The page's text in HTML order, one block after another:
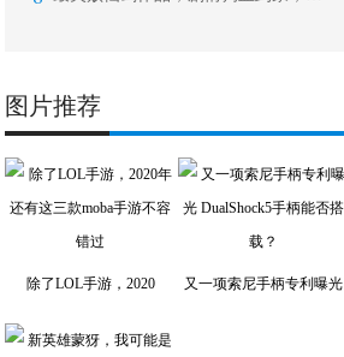
图片推荐
除了LOL手游，2020 又一项索尼手柄专利曝光